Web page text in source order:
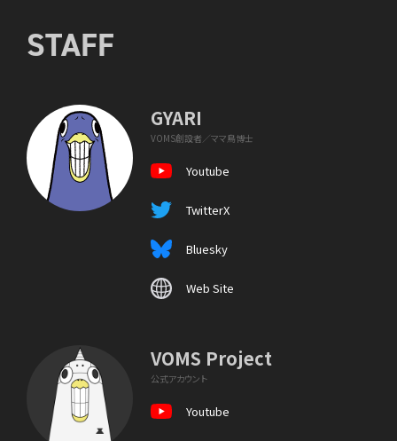
STAFF
GYARI
VOMS創設者／ママ鳥博士
Youtube
TwitterX
Bluesky
Web Site
VOMS Project
公式アカウント
Youtube